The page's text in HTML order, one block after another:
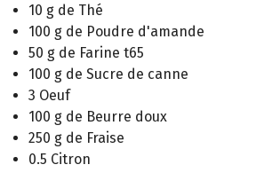
10 g de Thé
100 g de Poudre d'amande
50 g de Farine t65
100 g de Sucre de canne
3 Oeuf
100 g de Beurre doux
250 g de Fraise
0.5 Citron